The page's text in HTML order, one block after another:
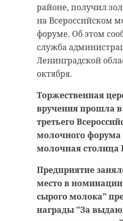
районе, получил
на Всероссийском
форуме. Об этом
служба
Ленинградской
октября.
Торжественная
вручения прошла
третьего
молочного
молочная столица
Предприятие
место в номинации
сырого молока"
награды "За
Подписывайтесь на
старый слой краски.
Реставрируют
витражи в морском
Впереди шпаклевка
утепление пенькой,
антибиологическая и
противопожарная
Подписывайтесь на
чтобы историки-
больше узнали о
этом году
рассекретят
летней давности и,
удастся узнать,
Анны Беквор и
в Сосновом Бору.